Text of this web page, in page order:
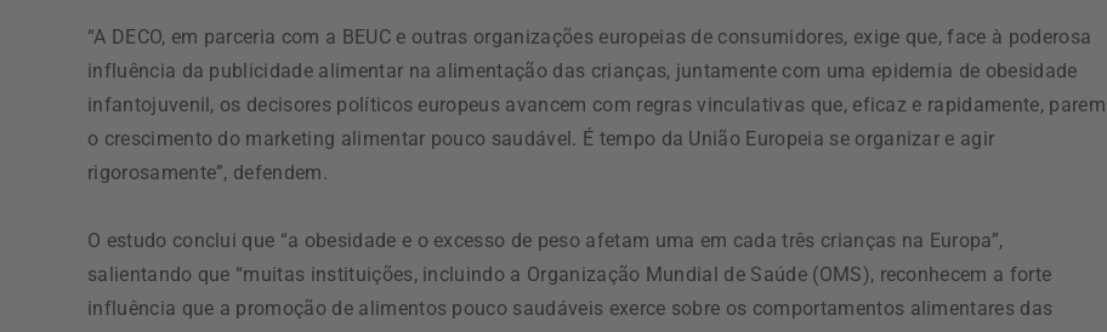
“A DECO, em parceria com a BEUC e outras organizações europeias de consumidores, exige que, face à poderosa
influência da publicidade alimentar na alimentação das crianças, juntamente com uma epidemia de obesidade
infantojuvenil, os decisores políticos europeus avancem com regras vinculativas que, eficaz e rapidamente, parem
o crescimento do marketing alimentar pouco saudável. É tempo da União Europeia se organizar e agir
rigorosamente”, defendem.
O estudo conclui que “a obesidade e o excesso de peso afetam uma em cada três crianças na Europa”,
salientando que “muitas instituições, incluindo a Organização Mundial de Saúde (OMS), reconhecem a forte
influência que a promoção de alimentos pouco saudáveis exerce sobre os comportamentos alimentares das